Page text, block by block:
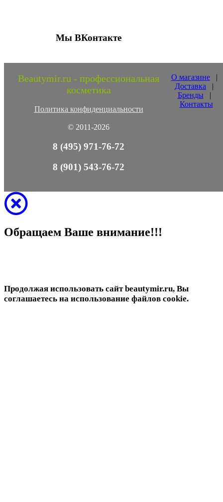
Мы ВКонтакте
Beautymir.ru - профессиональная
косметика
Политика конфиденциальности
© 2011-2026
О магазине|
Доставка |
Бренды |
Контакты
8 (495) 971-76-72
8 (901) 543-76-72
Обращаем Ваше внимание!!!
Продолжая использовать сайт beautymir.ru, Вы
соглашаетесь на использование файлов cookie.